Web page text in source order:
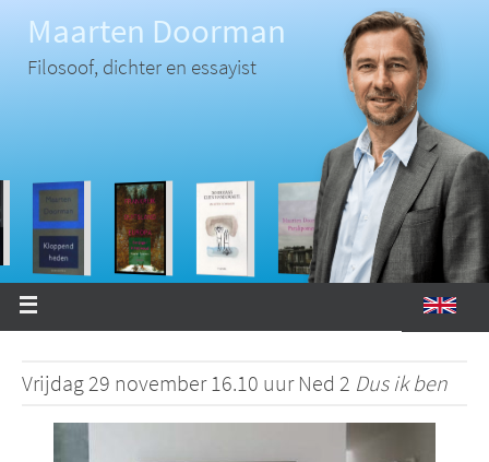
inhoud
Maarten Doorman
Filosoof, dichter en essayist
Vrijdag 29 november 16.10 uur Ned 2 Dus ik ben